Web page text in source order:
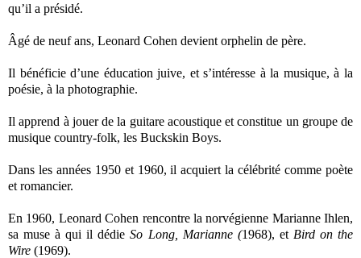
qu’il a présidé.
Âgé de neuf ans, Leonard Cohen devient orphelin de père.
Il bénéficie d’une éducation juive, et s’intéresse à la musique, à la
poésie, à la photographie.
Il apprend à jouer de la guitare acoustique et constitue un groupe de
musique country-folk, les Buckskin Boys.
Dans les années 1950 et 1960, il acquiert la célébrité comme poète
et romancier.
En 1960, Leonard Cohen rencontre la norvégienne Marianne Ihlen,
sa muse à qui il dédieSo Long, Marianne (1968), et Bird on the
Wire (1969).